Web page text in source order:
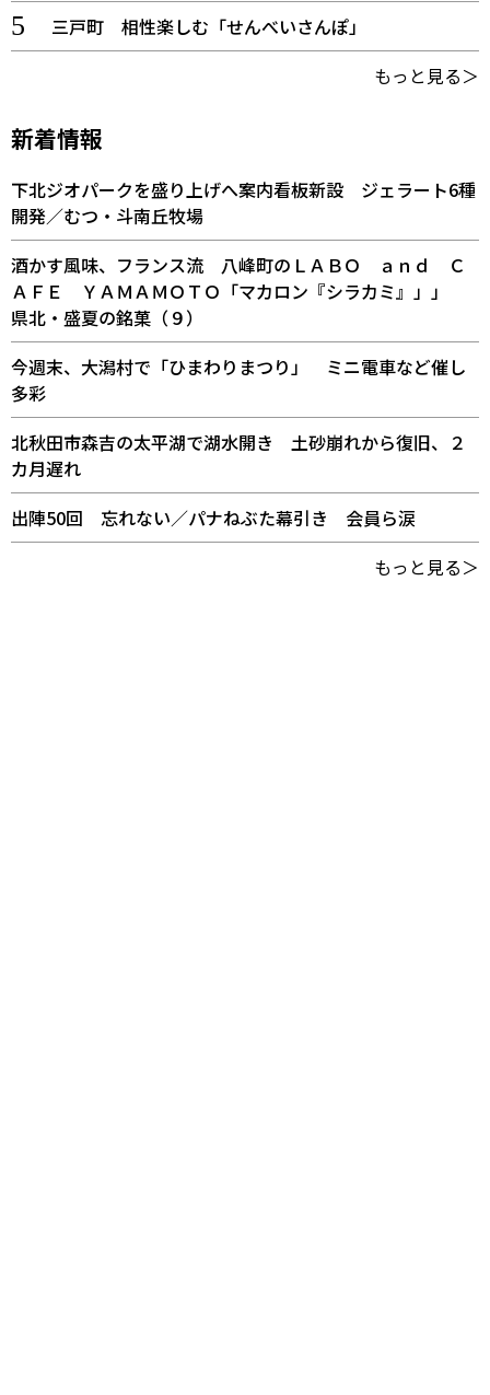
三戸町 相性楽しむ「せんべいさんぽ」
もっと見る＞
新着情報
下北ジオパークを盛り上げへ案内看板新設 ジェラート6種
開発／むつ・斗南丘牧場
酒かす風味、フランス流 八峰町のＬＡＢＯ ａｎｄ Ｃ
ＡＦＥ ＹＡＭＡＭＯＴＯ「マカロン『シラカミ』」」
県北・盛夏の銘菓（９）
今週末、大潟村で「ひまわりまつり」 ミニ電車など催し
多彩
北秋田市森吉の太平湖で湖水開き 土砂崩れから復旧、２
カ月遅れ
出陣50回 忘れない／パナねぶた幕引き 会員ら涙
もっと見る＞